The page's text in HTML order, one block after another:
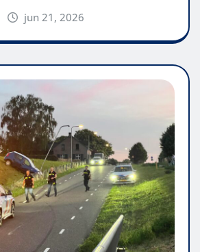
jun 21, 2026